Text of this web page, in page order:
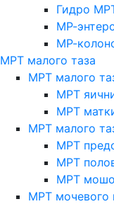
Гидро
МР-
МР-
МРТ малого таза
МРТ малого
МРТ
МРТ
МРТ малого
МРТ
МРТ
МРТ
МРТ мочевого